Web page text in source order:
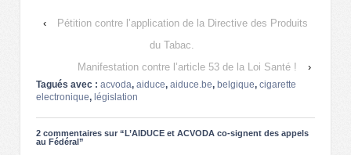
‹
Pétition contre l’application de la Directive des Produits
du Tabac.
Manifestation contre l’article 53 de la Loi Santé !
›
Tagués avec : acvoda, aiduce, aiduce.be, belgique, cigarette
electronique, législation
2 commentaires sur “L’AIDUCE et ACVODA co-signent des appels
au Fédéral”